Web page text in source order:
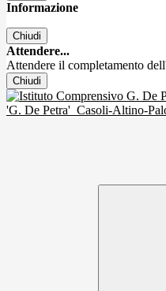
Informazione
Chiudi
Attendere...
Attendere il completamento
Chiudi
'G. De Petra' Casoli-Altino-